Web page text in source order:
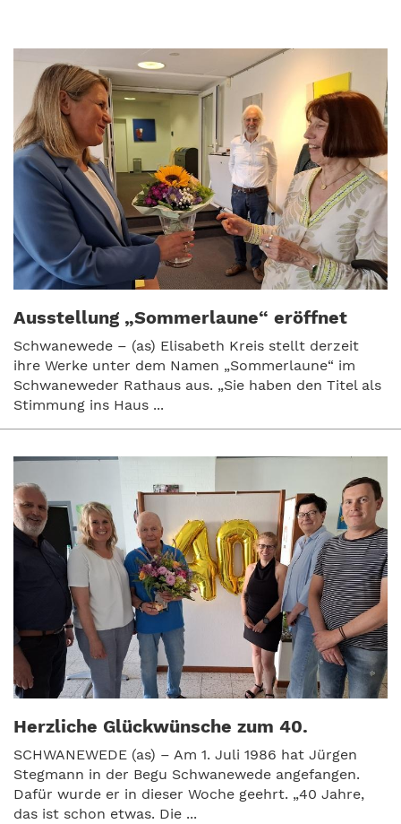
Ausstellung „Sommerlaune“ eröffnet
Schwanewede – (as) Elisabeth Kreis stellt derzeit
ihre Werke unter dem Namen „Sommerlaune“ im
Schwaneweder Rathaus aus. „Sie haben den Titel als
Stimmung ins Haus ...
Herzliche Glückwünsche zum 40.
SCHWANEWEDE (as) – Am 1. Juli 1986 hat Jürgen
Stegmann in der Begu Schwanewede angefangen.
Dafür wurde er in dieser Woche geehrt. „40 Jahre,
das ist schon etwas. Die ...